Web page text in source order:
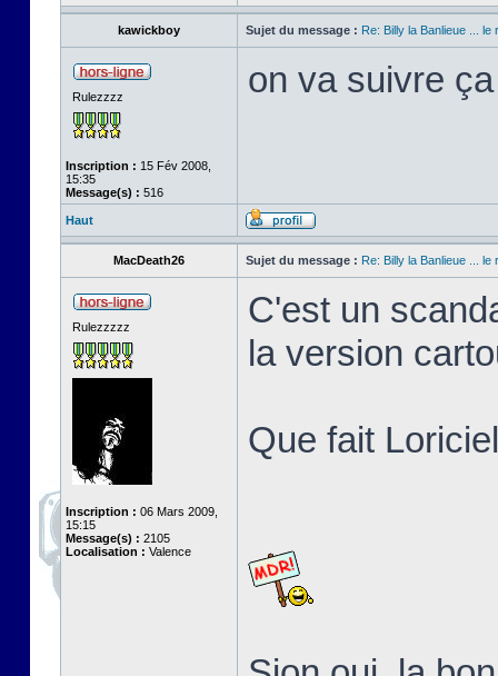
kawickboy Sujet du message : Re: Billy la Banlieue ... le
Rulezzzz
Inscription : 15 Fév 2008,
15:35
Message(s) : 516
on va suivre
Haut
MacDeath26 Sujet du message : Re: Billy la Banlieue ... le
Rulezzzzz
Inscription : 06 Mars 2009,
15:15
Message(s) : 2105
Localisation : Valence
C'est un
la version
Que fait